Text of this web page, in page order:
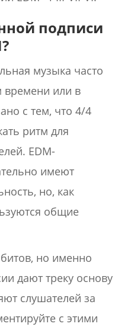
подписи
музыка часто
времени или в
с тем, что 4/4
ритм для
EDM-
имеют
но, как
общие
битов, но именно
дают треку основу
слушателей за
с этими